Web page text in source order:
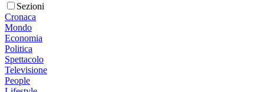
Sezioni
Cronaca
Mondo
Economia
Politica
Spettacolo
Televisione
People